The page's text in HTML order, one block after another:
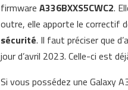
firmwareA336BXXS5CWC2.
outre, elle apporte le correctif
sécurité. Il faut préciser que
jour d’avril 2023. Celle-ci est
Si vous possédez une Galaxy